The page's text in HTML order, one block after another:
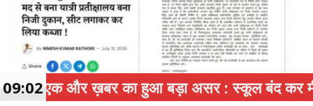
KORBA
और ख़बर का हुआ बड़ा असर : स्कूल बंद कर मीटिंग पर
09:02